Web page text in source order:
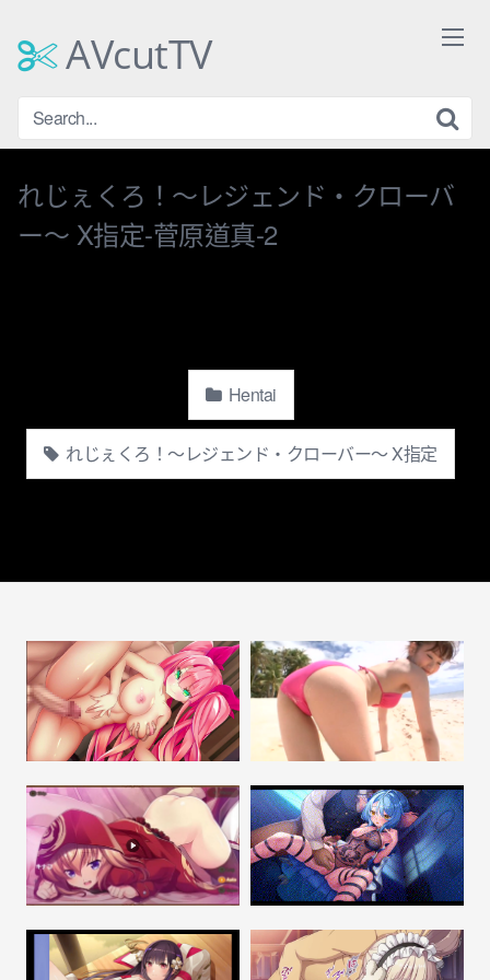
contentAVcutTV
れじぇくろ！〜レジェンド・クローバ
ー〜 X指定-菅原道真-2
Hentai
れじぇくろ！〜レジェンド・クローバー〜 X指定